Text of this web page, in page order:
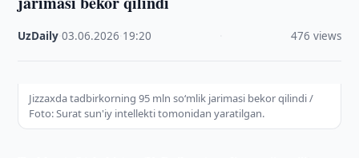
UzDaily ·03.06.2026 19:20 476 views
Jizzaxda tadbirkorning 95 mln so‘mlik jarimasi bekor qilindi /
Foto: Surat sun'iy intellekti tomonidan yaratilgan.